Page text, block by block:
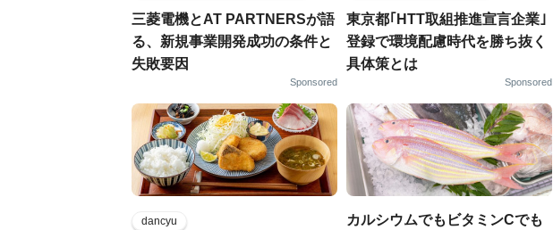
三菱電機とAT PARTNERSが語
る、新規事業開発成功の条件と
失敗要因
Sponsored
東京都｢HTT取組推進宣言企業｣
登録で環境配慮時代を勝ち抜く
具体策とは
Sponsored
dancyu
カルシウムでもビタミンCでも